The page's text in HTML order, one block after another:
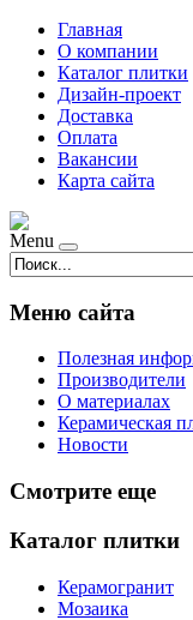
Главная
О компании
Каталог плитки
Дизайн-проект
Доставка
Оплата
Вакансии
Карта сайта
Menu
Меню сайта
Полезная
Производители
О материалах
Керамическая
Новости
Смотрите еще
Каталог плитки
Керамогранит
Мозаика